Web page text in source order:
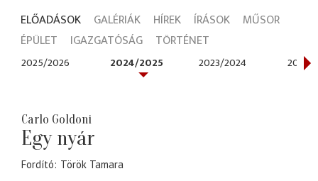
ELŐADÁSOK GALÉRIÁK HÍREK ÍRÁSOK
MŰSOR
ÉPÜLET
IGAZGATÓSÁG TÖRTÉNET
2025/2026 2024/2025 2023/2024 2022/
Carlo Goldoni
Egy nyár
Fordító Török Tamara